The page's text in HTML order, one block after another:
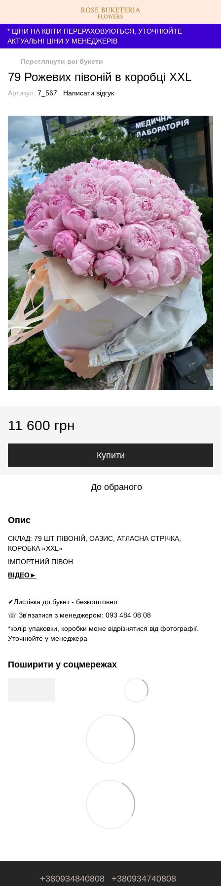
* ЦІНИ НА КВІТИ ПЕРЕРАХОВУЮТЬСЯ, УТОЧНЮЙТЕ
АКТУАЛЬНІ ЦІНИ У МЕНЕДЖЕРІВ
Переглянути всі букети
79 Рожевих півоній в коробці XXL
Артикул: 7_567 Написати відгук
11 600 грн
Купити
До обраного
Опис
СКЛАД: 79 ШТ ПІВОНІЙ, ОАЗИС, АТЛАСНА СТРІЧКА,
КОРОБКА «XXL»
ІМПОРТНИЙ ПІВОН
ВІДЕО►
✔Листівка до букет - безкоштовно
☏ Зв'язатися з менеджером: 093 484 08 08
*колір упаковки, коробки може відрізнятися від фотографії.
Уточнюйте у менеджера
Поширити у соцмережах
+380934840808 +380934740808